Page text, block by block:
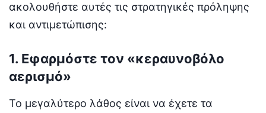
ακολουθήστε αυτές τις στρατηγικές πρόληψης
και αντιμετώπισης:
1. Εφαρμόστε τον «κεραυνοβόλο
αερισμό»
Το μεγαλύτερο λάθος είναι να έχετε τα